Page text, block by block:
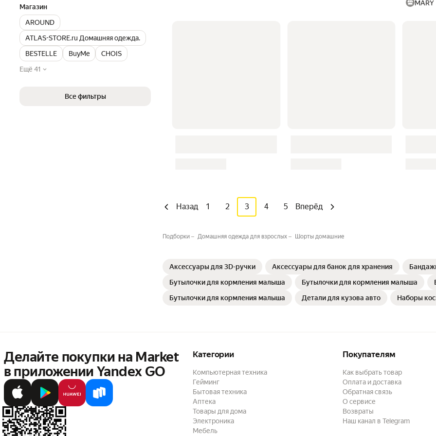
Магазин
AROUND
ATLAS-STORE.ru Домашняя одежда.
BESTELLE
BuyMe
CHOIS
Ещё 41
Все фильтры
MARY
Назад 1 2 3 4 5 Вперёд
Подборки Домашняя одежда для взрослых Шорты домашние
Аксессуары для 3D-ручки Аксессуары для банок для хранения
Бутылочки для кормления малыша
Бутылочки для кормления малыша
Бутылочки для кормления малыша
Детали для кузова авто⁣ Наборы
Делайте покупки на Market
в приложении Yandex GO
Категории
Компьютерная техника
Гейминг
Бытовая техника
Аптека
Товары для дома
Электроника
Мебель
Покупателям
Как выбрать товар
Оплата и доставка
Обратная связь
О сервисе
Возвраты
Наш канал в Telegram